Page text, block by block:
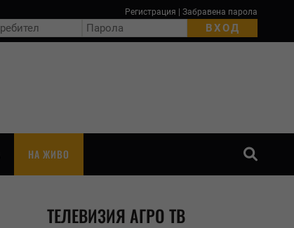
Регистрация Забравена парола
НА ЖИВО
ТЕЛЕВИЗИЯ АГРО ТВ